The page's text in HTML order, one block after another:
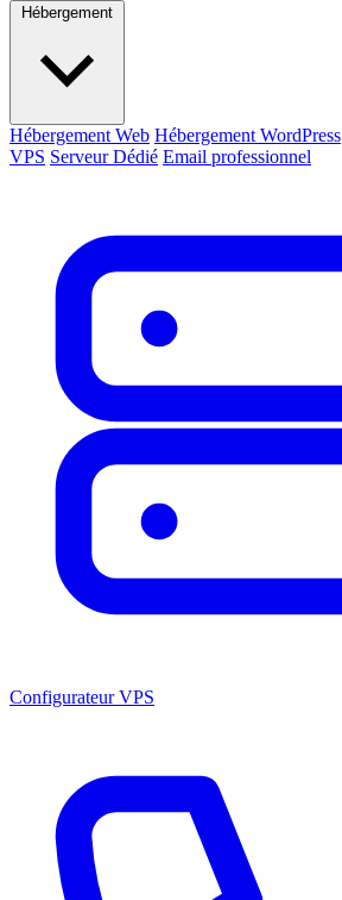
Hébergement
Hébergement Web Hébergement WordPress
VPS Serveur Dédié Email professionnel
Configurateur VPS